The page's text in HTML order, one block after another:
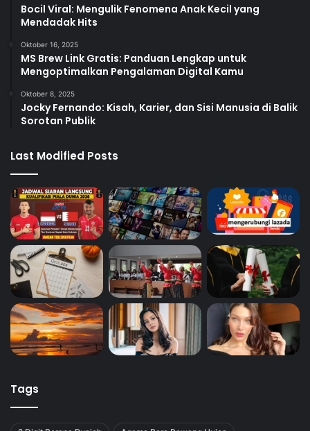
Bocil Viral: Mengulik Fenomena Anak Kecil yang
Mendadak Hits
Oktober 16, 2025
MS Brew Link Gratis: Panduan Lengkap untuk
Mengoptimalkan Pengalaman Digital Kamu
Oktober 8, 2025
Jocky Fernando: Kisah, Karier, dan Sisi Manusia di Balik
Sorotan Publik
Last Modified Posts
Tags